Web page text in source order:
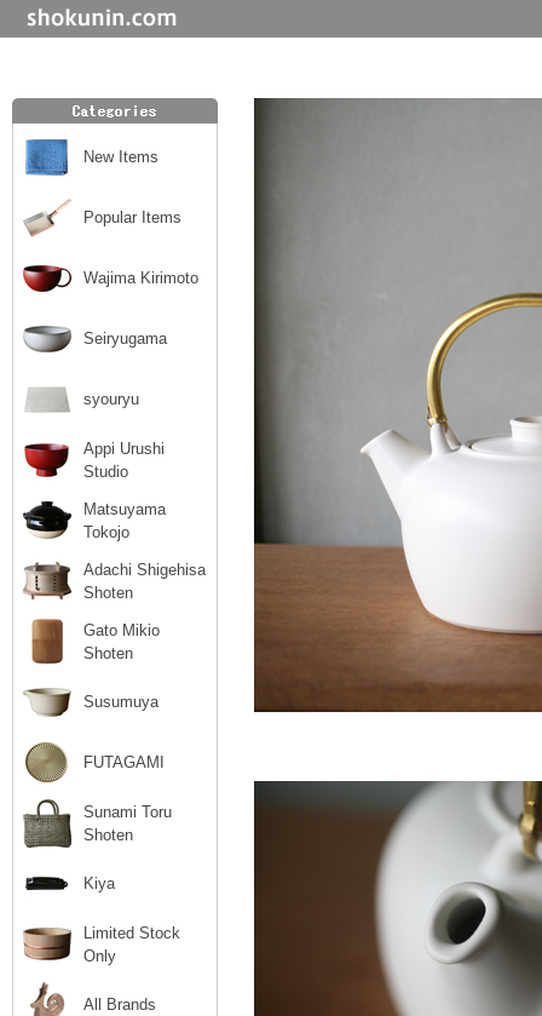
New Items
Popular Items
Wajima Kirimoto
Seiryugama
syouryu
Appi Urushi
Studio
Matsuyama
Tokojo
Adachi Shigehisa
Shoten
Gato Mikio
Shoten
Susumuya
FUTAGAMI
Sunami Toru
Shoten
Kiya
Limited Stock
Only
All Brands